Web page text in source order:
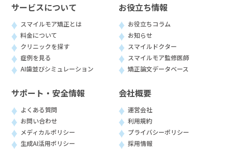
サービスについて
スマイルモア矯正とは
料金について
クリニックを探す
症例を見る
AI歯並びシミュレーション
お役立ち情報
お役立ちコラム
お知らせ
スマイルドクター
スマイルモア監修医師
矯正論文データベース
サポート・安全情報
よくある質問
お問い合わせ
メディカルポリシー
生成AI活用ポリシー
会社概要
運営会社
利用規約
プライバシーポリシー
採用情報